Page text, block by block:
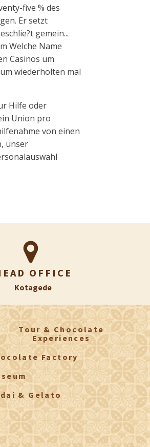
five % des
Er setzt
gemein...
Welche Name
Casinos um
wiederholten mal
Hilfe oder
Union pro
von einen
unser
OFFICE
Kotagede
Tour & Chocolate
Experiences
Factory
& Gelato